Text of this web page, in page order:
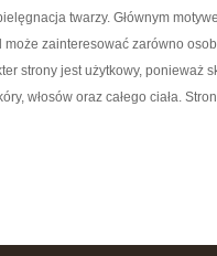
twarzy. Głównym
może zainteresować zarówno
strony jest użytkowy, ponieważ
włosów oraz całego ciała.